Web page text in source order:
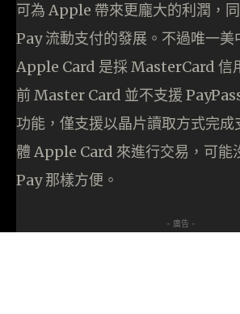
可為 Apple 帶來更龐大的利潤，
Pay 流動支付的發展。不過唯一美
Apple Card 是採 MasterCard 信
前 Master Card 並不支援
功能，僅支援以晶片讀取方式完成
體 Apple Card 來進行交易，可能
Pay 那樣方便。
- 廣告 -